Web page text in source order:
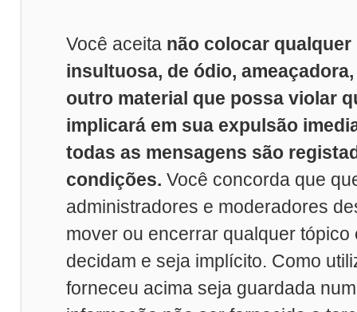
Você aceita não colocar
insultuosa, de ódio,
outro material que possa violar
implicará em sua expulsão
todas as mensagens são
condições. Você concorda que
administradores e moderadores
mover ou encerrar qualquer
decidam e seja implícito. Como
forneceu acima seja guardada